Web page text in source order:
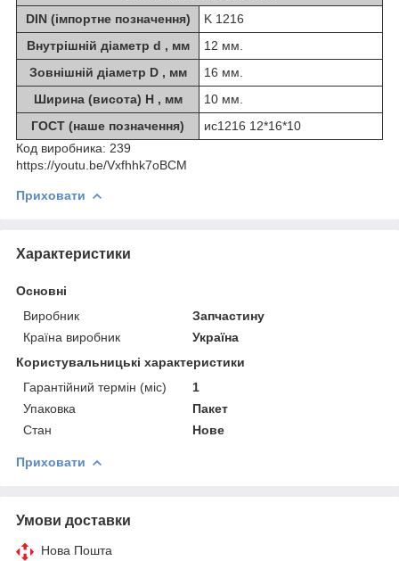
DIN (імпортне позначення)
K 1216
Внутрішній діаметр d , мм
12 мм.
Зовнішній діаметр D , мм
16 мм.
Ширина (висота) H , мм
10 мм.
ГОСТ (наше позначення)
ис1216 12*16*10
Код виробника: 239
https://youtu.be/Vxfhhk7oBCM
Приховати
Характеристики
Основні
Виробник
Запчастину
Країна виробник
Україна
Користувальницькі характеристики
Гарантійний термін (міс)
1
Упаковка
Пакет
Стан
Нове
Приховати
Умови доставки
Нова Пошта